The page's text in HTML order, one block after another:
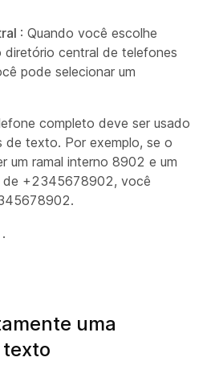
: Quando você escolhe
diretório central de telefones
pode selecionar um
completo deve ser usado
de texto. Por exemplo, se o
um ramal interno 8902 e um
de +2345678902, você
.
uma
texto